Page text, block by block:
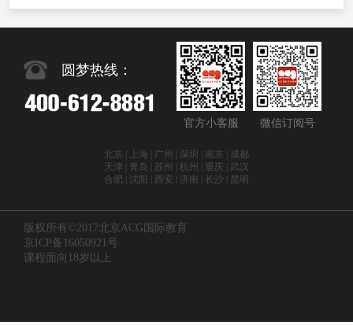
圆梦热线：
官方小客服 微信订阅号
北京 | 上海 | 广州 | 深圳 | 南京 | 成都
天津 | 青岛 | 苏州 | 杭州 | 重庆 | 武汉
合肥 | 沈阳 | 西安 | 济南 | 长沙 | 昆明
版权所有©2017北京ACG国际教育
京ICP备16050921号
课程面向18岁以上